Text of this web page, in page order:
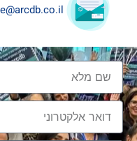
שיתופי פעולה